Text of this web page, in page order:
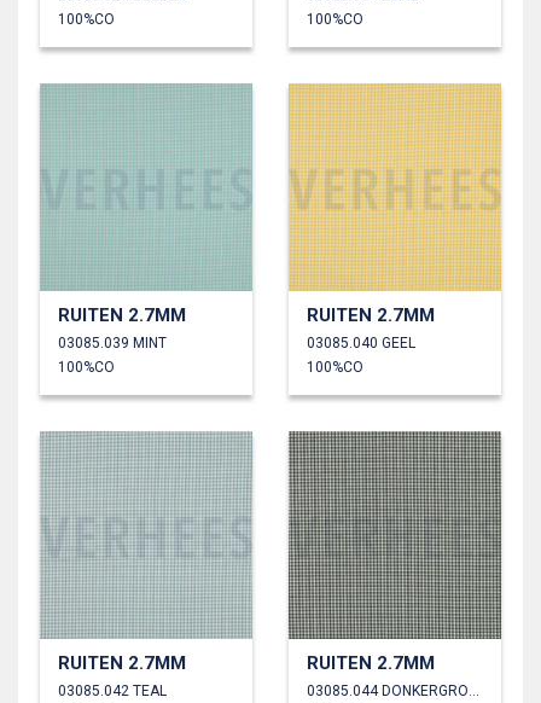
100%CO
100%CO
RUITEN 2.7MM
03085.039 MINT
100%CO
RUITEN 2.7MM
03085.040 GEEL
100%CO
RUITEN 2.7MM
03085.042 TEAL
RUITEN 2.7MM
03085.044 DONKERGROEN